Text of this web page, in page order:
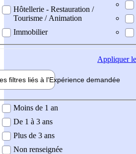
Hôtellerie - Restauration /
Tourisme / Animation
Immobilier
Appliquer
filtres liés à l'Expérience demandée
demandée
Moins de 1 an
De 1 à 3 ans
Plus de 3 ans
Non renseignée